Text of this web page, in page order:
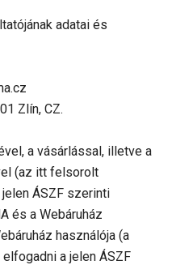
adatai és
Zlín, CZ.
a vásárlással, illetve a
(az itt felsorolt
ÁSZF szerinti
és a Webáruház
használója (a
a jelen ÁSZF